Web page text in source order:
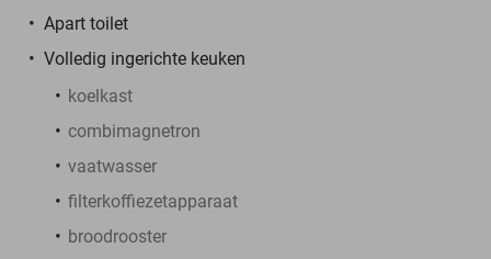
Apart toilet
Volledig ingerichte keuken
koelkast
combimagnetron
vaatwasser
filterkoffiezetapparaat
broodrooster